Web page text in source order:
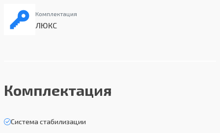
Комплектация
ЛЮКС
Комплектация
Система стабилизации